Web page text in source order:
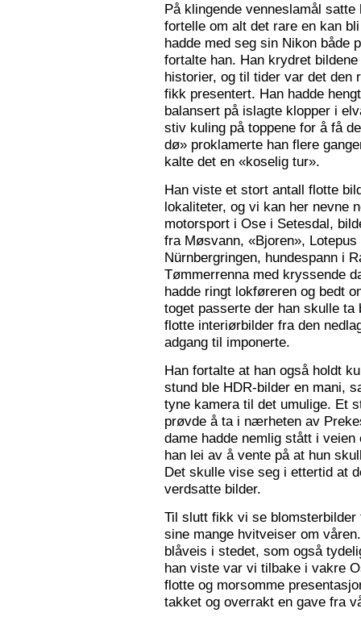
På klingende venneslamål
fortelle om alt det rare en kan
hadde med seg sin Nikon både
fortalte han. Han krydret
historier, og til tider var det den
fikk presentert. Han hadde
balansert på islagte klopper i
stiv kuling på toppene for å få
dø» proklamerte han flere
kalte det en «koselig tur».
Han viste et stort antall flotte
lokaliteter, og vi kan her nevne
motorsport i Ose i Setesdal,
fra Møsvann, «Bjoren»,
Nürnbergringen, hundespann i
Tømmerrenna med kryssende
hadde ringt lokføreren og bedt
toget passerte der han skulle
flotte interiørbilder fra den
adgang til imponerte.
Han fortalte at han også holdt
stund ble HDR-bilder en mani,
tyne kamera til det umulige. Et
prøvde å ta i nærheten av
dame hadde nemlig stått i
han lei av å vente på at hun
Det skulle vise seg i ettertid at
verdsatte bilder.
Til slutt fikk vi se
sine mange hvitveiser om
blåveis i stedet, som også
han viste var vi tilbake i vakre
flotte og morsomme
takket og overrakt en gave fra